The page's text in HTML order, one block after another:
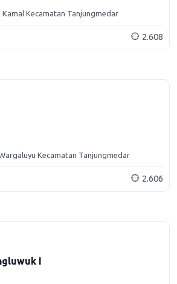
Kamal Kecamatan Tanjungmedar
2.608
Kecamatan Tanjungmedar
2.606
I